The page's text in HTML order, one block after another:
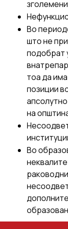
Во
што не
подобрат
тоа да
позиции
на
Во